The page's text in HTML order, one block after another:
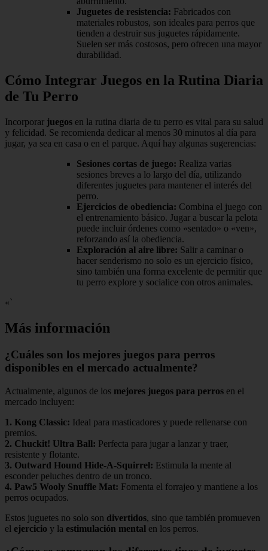
Juguetes de resistencia: Fabricados con
materiales robustos, son ideales para perros que
tienden a destruir sus juguetes rápidamente.
Suelen ser más costosos, pero ofrecen una mayor
durabilidad.
Cómo Integrar Juegos en la Rutina Diaria
de Tu Perro
Incorporar juegos en la rutina diaria de tu perro es vital para su salud
y felicidad. Se recomienda dedicar al menos 30 minutos al día para
jugar, ya sea en casa o en el parque. Aquí hay algunas sugerencias:
Sesiones cortas de juego: Realiza varias
sesiones breves a lo largo del día, utilizando
diferentes juguetes para mantener el interés del
perro.
Ejercicios de obediencia: Combina el juego con
el entrenamiento básico. Jugar a buscar la pelota
puede incluir órdenes como «sentado» o «ven»,
reforzando así la obediencia.
Exploración al aire libre: Salir a caminar o
hacer senderismo no solo es un ejercicio físico,
sino también una forma excelente de permitir que
tu perro explore y socialice con otros animales.
«`
Más información
¿Cuáles son los mejores juegos para perros
disponibles en el mercado actualmente?
Actualmente, algunos de los mejores juegos para perros en el
mercado incluyen:
1. Kong Classic: Ideal para masticadores y puede rellenarse con
premios.
2. Chuckit! Ultra Ball: Perfecta para jugar a lanzar y traer,
resistente y flotante.
3. Outward Hound Hide-A-Squirrel: Estimula la mente al
esconder peluches dentro de un tronco.
4. Paw5 Wooly Snuffle Mat: Fomenta el forrajeo y mantiene a los
perros ocupados.
Estos juguetes no solo son divertidos, sino que también promueven
el ejercicio y la estimulación mental en los perros.